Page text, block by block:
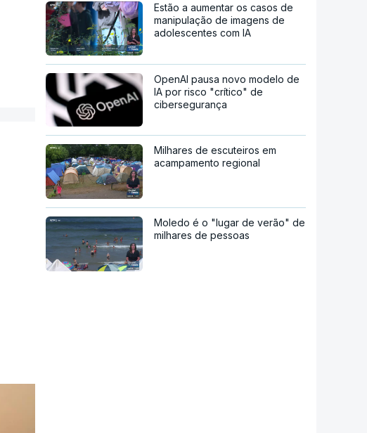
Estão a aumentar os casos de
manipulação de imagens de
adolescentes com IA
OpenAI pausa novo modelo de
IA por risco "crítico" de
cibersegurança
Milhares de escuteiros em
acampamento regional
Moledo é o "lugar de verão" de
milhares de pessoas